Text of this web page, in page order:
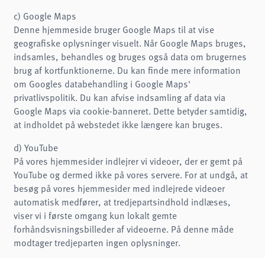
c) Google Maps
Denne hjemmeside bruger Google Maps til at vise
geografiske oplysninger visuelt. Når Google Maps bruges,
indsamles, behandles og bruges også data om brugernes
brug af kortfunktionerne. Du kan finde mere information
om Googles databehandling i Google Maps'
privatlivspolitik. Du kan afvise indsamling af data via
Google Maps via cookie-banneret. Dette betyder samtidig,
at indholdet på webstedet ikke længere kan bruges.
d) YouTube
På vores hjemmesider indlejrer vi videoer, der er gemt på
YouTube og dermed ikke på vores servere. For at undgå, at
besøg på vores hjemmesider med indlejrede videoer
automatisk medfører, at tredjepartsindhold indlæses,
viser vi i første omgang kun lokalt gemte
forhåndsvisningsbilleder af videoerne. På denne måde
modtager tredjeparten ingen oplysninger.